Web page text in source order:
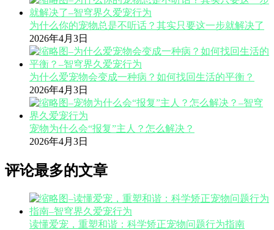
为什么你的宠物总是不听话？其实只要这一步就解决了
2026年4月3日
为什么爱宠物会变成一种病？如何找回生活的平衡？
2026年4月3日
宠物为什么会“报复”主人？怎么解决？
2026年4月3日
评论最多的文章
读懂爱宠，重塑和谐：科学矫正宠物问题行为指南